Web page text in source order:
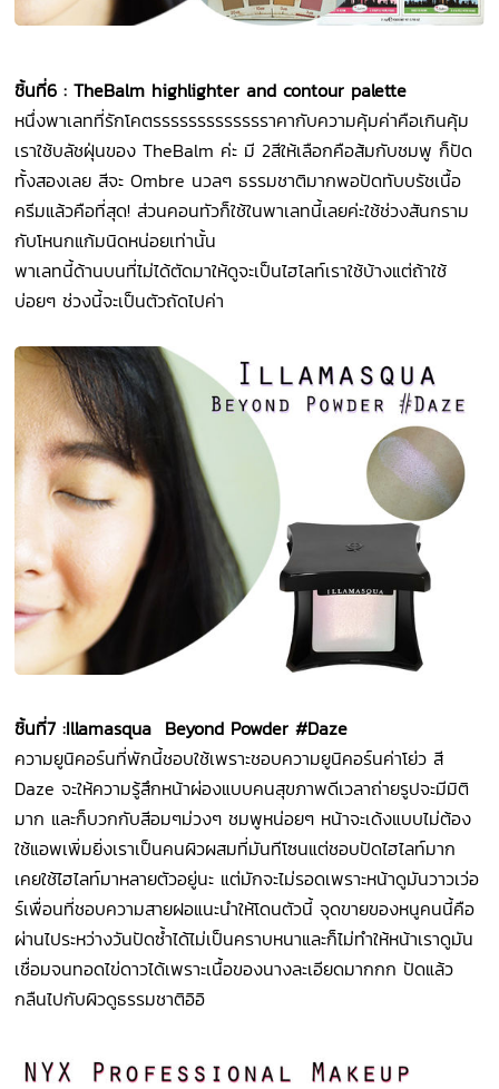
ชิ้นที่6 : TheBalm highlighter and contour palette
หนึ่งพาเลทที่รักโคตรรรรรรรรรรรรราคากับความคุ้มค่าคือเกินคุ้ม
เราใช้บลัชฝุ่นของ TheBalm ค่ะ มี 2สีให้เลือกคือส้มกับชมพู ก็ปัด
ทั้งสองเลย สีจะ Ombre นวลๆ ธรรมชาติมากพอปัดทับบรัชเนื้อ
ครีมแล้วคือที่สุด! ส่วนคอนทัวก็ใช้ในพาเลทนี้เลยค่ะใช้ช่วงสันกราม
กับโหนกแก้มนิดหน่อยเท่านั้น
พาเลทนี้ด้านบนที่ไม่ได้ตัดมาให้ดูจะเป็นไฮไลท์เราใช้บ้างแต่ถ้าใช้
บ่อยๆ ช่วงนี้จะเป็นตัวถัดไปค่า
ชิ้นที่7 :Illamasqua Beyond Powder #Daze
ความยูนิคอร์นที่พักนี้ชอบใช้เพราะชอบความยูนิคอร์นค่าโย่ว สี
Daze จะให้ความรู้สึกหน้าผ่องแบบคนสุขภาพดีเวลาถ่ายรูปจะมีมิติ
มาก และก็บวกกับสีอมๆม่วงๆ ชมพูหน่อยๆ หน้าจะเด้งแบบไม่ต้อง
ใช้แอพเพิ่มยิ่งเราเป็นคนผิวผสมที่มันทีโซนแต่ชอบปัดไฮไลท์มาก
เคยใช้ไฮไลท์มาหลายตัวอยู่นะ แต่มักจะไม่รอดเพราะหน้าดูมันวาวเว่อ
ร์เพื่อนที่ชอบความสายฝอแนะนำให้โดนตัวนี้ จุดขายของหนูคนนี้คือ
ผ่านไประหว่างวันปัดซ้ำได้ไม่เป็นคราบหนาและก็ไม่ทำให้หน้าเราดูมัน
เชื่อมจนทอดไข่ดาวได้เพราะเนื้อของนางละเอียดมากกก ปัดแล้ว
กลืนไปกับผิวดูธรรมชาติอิอิ